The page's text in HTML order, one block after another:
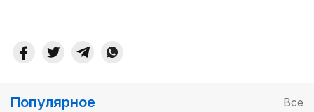
Популярное Все